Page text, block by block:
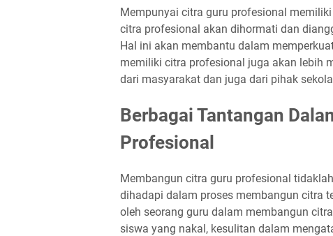
Mempunyai citra guru profesional
citra profesional akan dihormati dan
Hal ini akan membantu dalam
memiliki citra profesional juga akan lebih
dari masyarakat dan juga dari pihak
Berbagai Tantangan
Profesional
Membangun citra guru profesional
dihadapi dalam proses membangun citra
oleh seorang guru dalam membangun
siswa yang nakal, kesulitan dalam